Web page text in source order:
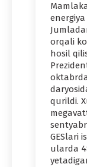
orqali
hosil
qurildi.
GESlari
ularda